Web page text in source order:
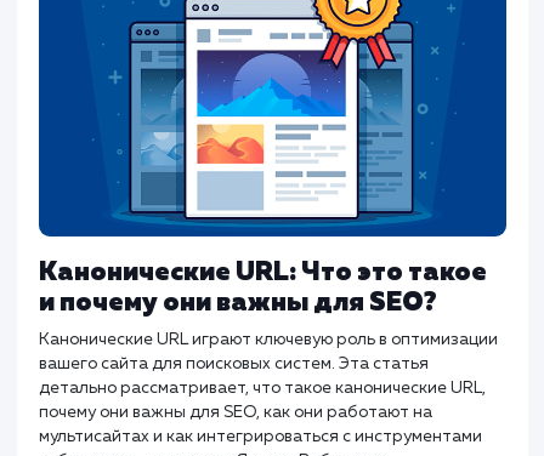
Как составить идеальный title
SEO?
Хорошие теги title не только говорят поисковым
системам о вашей странице. Они должны побуждать
пользователей кликать и переходить на страницу.
#SEO #Инструкция